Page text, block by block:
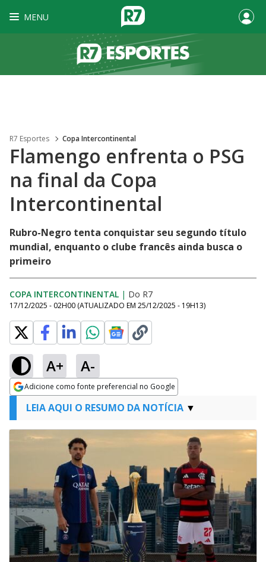
MENU
R7 Esportes Copa Intercontinental
Flamengo enfrenta o PSG
na final da Copa
Intercontinental
Rubro-Negro tenta conquistar seu segundo título
mundial, enquanto o clube francês ainda busca o
primeiro
COPA INTERCONTINENTAL | Do R7
17/12/2025 - 02H00 (ATUALIZADO EM 25/12/2025 - 19H13)
A+ A-
Adicione como fonte preferencial no Google
Opens in new window
LEIA AQUI O RESUMO DA NOTÍCIA